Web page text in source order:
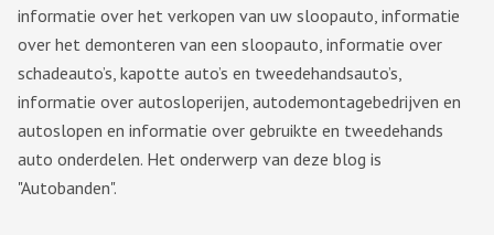
informatie over het verkopen van uw sloopauto, informatie
over het demonteren van een sloopauto, informatie over
schadeauto’s, kapotte auto’s en tweedehandsauto’s,
informatie over autosloperijen, autodemontagebedrijven en
autoslopen en informatie over gebruikte en tweedehands
auto onderdelen. Het onderwerp van deze blog is
"Autobanden".